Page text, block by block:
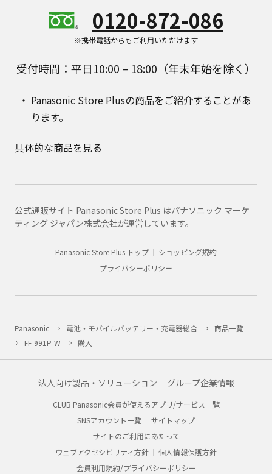
0120-872-086
※携帯電話からもご利用いただけます
受付時間：平日10:00 – 18:00（年末年始を除く）
Panasonic Store Plusの商品をご紹介することがあ
ります。
具体的な商品を見る
公式通販サイト Panasonic Store Plus はパナソニック マーケ
ティング ジャパン株式会社が運営しています。
Panasonic Store Plus トップ
ショッピング規約
プライバシーポリシー
Panasonic 電池・モバイルバッテリー・充電器総合
商品一覧
FF-991P-W
購入
法人向け製品・ソリューション グループ企業情報
CLUB Panasonic会員が使えるアプリ/サービス一覧
SNSアカウント一覧
サイトマップ
サイトのご利用にあたって
ウェブアクセシビリティ方針
個人情報保護方針
会員利用規約/プライバシーポリシー